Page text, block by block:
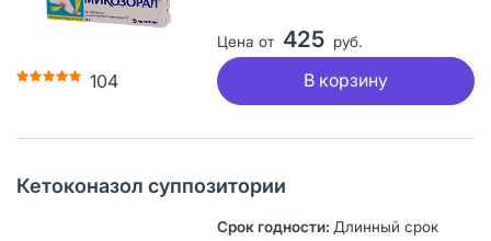
104
Цена от 425 руб.
В корзину
Кетоконазол суппозитории
Длинный срок